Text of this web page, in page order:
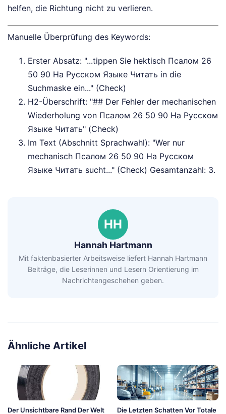
helfen, die Richtung nicht zu verlieren.
Manuelle Überprüfung des Keywords:
Erster Absatz: "...tippen Sie hektisch Псалом 26
50 90 На Русском Языке Читать in die
Suchmaske ein..." (Check)
H2-Überschrift: "## Der Fehler der mechanischen
Wiederholung von Псалом 26 50 90 На Русском
Языке Читать" (Check)
Im Text (Abschnitt Sprachwahl): "Wer nur
mechanisch Псалом 26 50 90 На Русском
Языке Читать sucht..." (Check) Gesamtanzahl: 3.
HH
Hannah Hartmann
Mit faktenbasierter Arbeitsweise liefert Hannah Hartmann
Beiträge, die Leserinnen und Lesern Orientierung im
Nachrichtengeschehen geben.
Ähnliche Artikel
Der Unsichtbare Rand Der Welt Die Letzten Schatten Vor Totale